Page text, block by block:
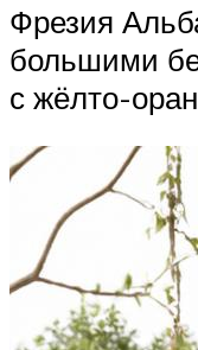
Фрезия
большими
с жёлто-